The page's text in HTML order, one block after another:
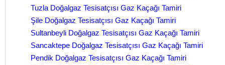
Tuzla Doğalgaz Tesisatçısı Gaz Kaçağı Tamiri
Şile Doğalgaz Tesisatçısı Gaz Kaçağı Tamiri
Sultanbeyli Doğalgaz Tesisatçısı Gaz Kaçağı Tamiri
Sancaktepe Doğalgaz Tesisatçısı Gaz Kaçağı Tamiri
Pendik Doğalgaz Tesisatçısı Gaz Kaçağı Tamiri